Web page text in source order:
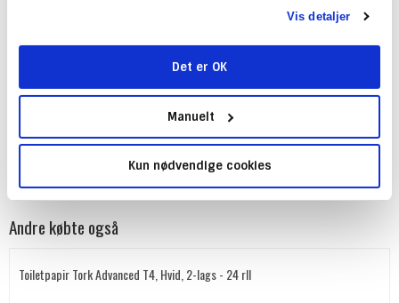
Vis detaljer
Det er OK
Manuelt
Kun nødvendige cookies
på vejen foran dem. Den er hurtigt at stille op og let at
opbevaringsæske, som er let at opbevarer i bilen.
Æsken i plast er 50 cm lang, 6 bred og 5 høj. Den er altså
Køb din advarselstrekant her. Gerne sammen med din
emballage eller andet autoudstyr.
Andre købte også
Toiletpapir Tork Advanced T4, Hvid, 2-lags - 24 rll